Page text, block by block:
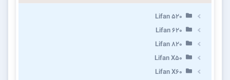
Lifan 520
Lifan 620
Lifan 820
Lifan X50
Lifan X60